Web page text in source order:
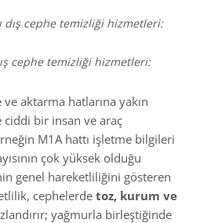
cephe temizliği hizmetleri:
aktarma hatlarına yakın
bir insan ve araç
M1A hattı işletme bilgileri
çok yüksek olduğu
genel hareketliliğini gösteren
cephelerde toz, kurum ve
yağmurla birleştiğinde